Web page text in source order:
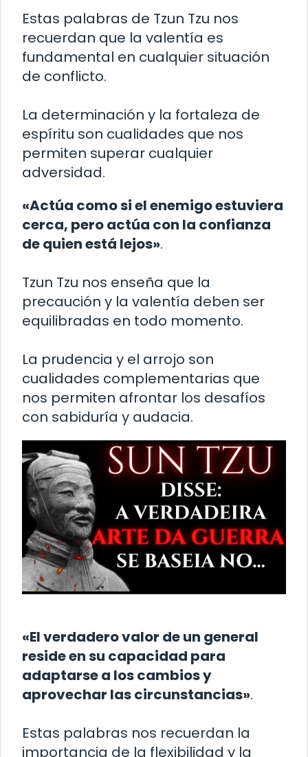
Estas palabras de Tzun Tzu nos
recuerdan que la valentía es
fundamental en cualquier situación
de conflicto.
La determinación y la fortaleza de
espíritu son cualidades que nos
permiten superar cualquier
adversidad.
«Actúa como si el enemigo estuviera
cerca, pero actúa con la confianza
de quien está lejos».
Tzun Tzu nos enseña que la
precaución y la valentía deben ser
equilibradas en todo momento.
La prudencia y el arrojo son
cualidades complementarias que
nos permiten afrontar los desafíos
con sabiduría y audacia.
«El verdadero valor de un general
reside en su capacidad para
adaptarse a los cambios y
aprovechar las circunstancias».
Estas palabras nos recuerdan la
importancia de la flexibilidad y la